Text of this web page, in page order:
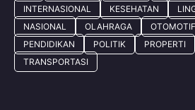
INTERNASIONAL
KESEHATAN
NASIONAL
OLAHRAGA OTOMOTIF
PENDIDIKAN
POLITIK PROPERTI
TRANSPORTASI